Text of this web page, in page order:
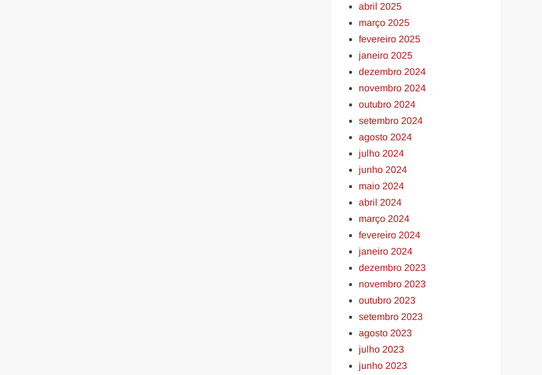
abril 2025
março 2025
fevereiro 2025
janeiro 2025
dezembro 2024
novembro 2024
outubro 2024
setembro 2024
agosto 2024
julho 2024
junho 2024
maio 2024
abril 2024
março 2024
fevereiro 2024
janeiro 2024
dezembro 2023
novembro 2023
outubro 2023
setembro 2023
agosto 2023
julho 2023
junho 2023